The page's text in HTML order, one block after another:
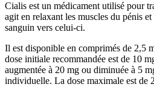
Cialis est un médicament utilisé pour
agit en relaxant les muscles du pénis
sanguin vers celui-ci.
Il est disponible en comprimés de 2,5
dose initiale recommandée est de 10
augmentée à 20 mg ou diminuée à 5
individuelle. La dose maximale est de